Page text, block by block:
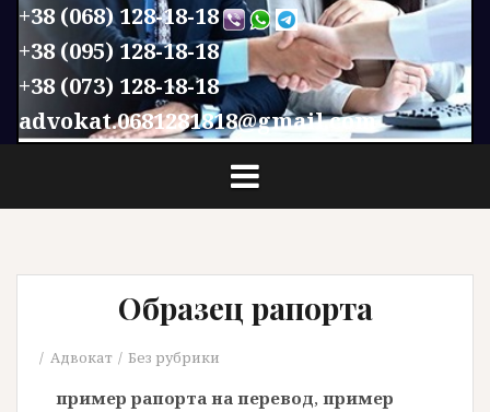
+38 (068) 128-18-18
+38 (095) 128-18-18
+38 (073) 128-18-18
advokat.0681281818@gmail.com
Образец рапорта
Адвокат Без рубрики
пример рапорта на перевод, пример